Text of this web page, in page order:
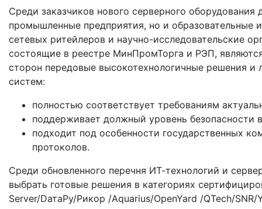
Среди заказчиков нового серверного
промышленные предприятия, но и образовательные
сетевых ритейлеров и научно-исследовательские
состоящие в реестре МинПромТорга и РЭП,
сторон передовые высокотехнологичные решения и
систем:
полностью соответствует требованиям
поддерживает должный уровень безопасности
подходит под особенности государственных
протоколов.
Среди обновленного перечня ИТ-технологий и
выбрать готовые решения в категориях
Server/DатаРу/Рикор /Aquarius/OpenYard /QTech/